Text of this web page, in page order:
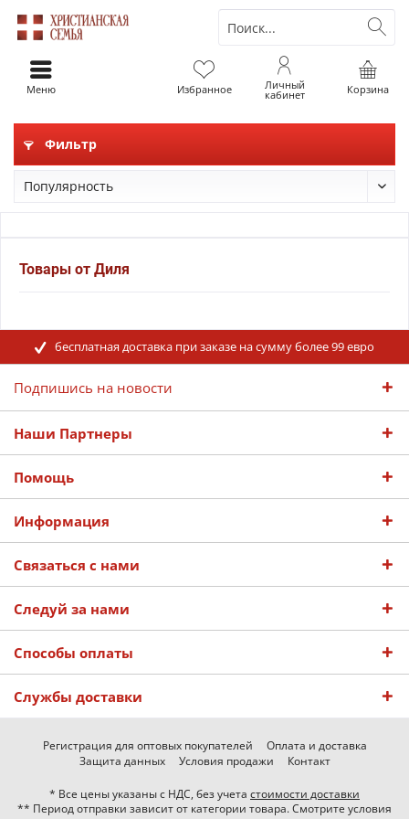
Корзина
Избранное Личный
кабинет
Меню
Фильтр
Товары от Диля
бесплатная доставка при заказе на сумму более 99 евро
Подпишись на новости
Наши Партнеры
Помощь
Информация
Связаться с нами
Следуй за нами
Способы оплаты
Службы доставки
Регистрация для оптовых покупателей
Оплата и доставка
Защита данных
Условия продажи Контакт
* Все цены указаны с НДС, без учета стоимости доставки
** Период отправки зависит от категории товара. Смотрите условия